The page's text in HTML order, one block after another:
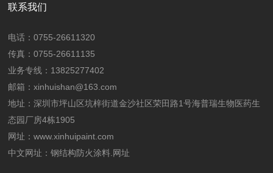
联系我们
电话：0755-26611320
传真：0755-26611135
业务专线：13825277402
邮箱：xinhuishan@163.com
地址：深圳市坪山区坑梓街道金沙社区荣田路1号海普瑞生物医药生
态园厂房4栋1905
网址：www.xinhuipaint.com
中文网址：钢结构防火涂料.网址